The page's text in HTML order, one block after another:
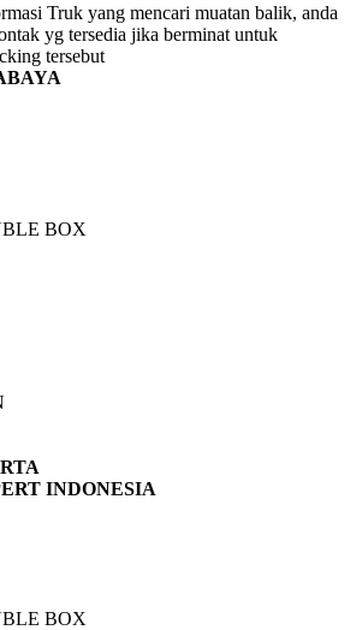
Truk yang mencari muatan balik, anda
yg tersedia jika berminat untuk
tersebut
BOX
INDONESIA
BOX